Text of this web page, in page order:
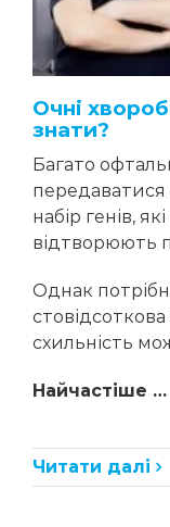
Очні
знати?
Багато
набір генів,
відтворюють
Однак
схильність
Найчастіше …
Читати далі